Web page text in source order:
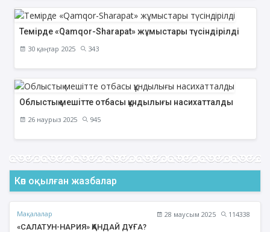
Темірде «Qamqor-Sharapat» жұмыстары түсіндірілді
30 қаңтар 2025 343
Облыстық мешітте отбасы құндылығы насихатталды
26 наурыз 2025 945
Көп оқылған жазбалар
Мақалалар 28 маусым 2025
114338
«САЛАТУН-НАРИЯ» ҚАНДАЙ ДҰҒА?